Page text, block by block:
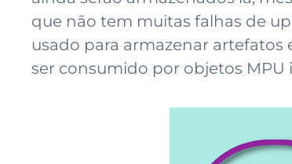
que não tem muitas falhas de
usado para armazenar
ser consumido por objetos MPU